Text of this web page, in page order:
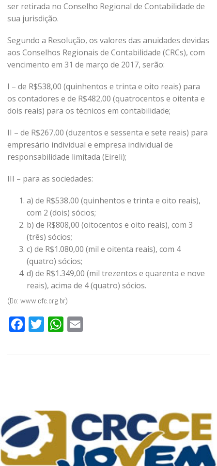
ser retirada no Conselho Regional de Contabilidade de
sua jurisdição.
Segundo a Resolução, os valores das anuidades devidas
aos Conselhos Regionais de Contabilidade (CRCs), com
vencimento em 31 de março de 2017, serão:
I – de R$538,00 (quinhentos e trinta e oito reais) para
os contadores e de R$482,00 (quatrocentos e oitenta e
dois reais) para os técnicos em contabilidade;
II – de R$267,00 (duzentos e sessenta e sete reais) para
empresário individual e empresa individual de
responsabilidade limitada (Eireli);
III – para as sociedades:
a) de R$538,00 (quinhentos e trinta e oito reais),
com 2 (dois) sócios;
b) de R$808,00 (oitocentos e oito reais), com 3
(três) sócios;
c) de R$1.080,00 (mil e oitenta reais), com 4
(quatro) sócios;
d) de R$1.349,00 (mil trezentos e quarenta e nove
reais), acima de 4 (quatro) sócios.
(Do: www.cfc.org.br)
Facebook
TwitterWhatsApp